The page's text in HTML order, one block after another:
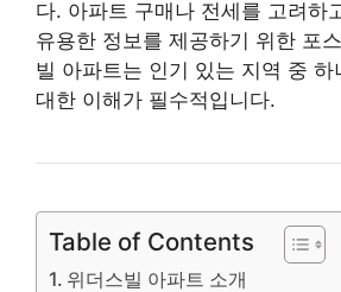
다. 아파트 구매나 전세를 고려하
유용한 정보를 제공하기 위한 포
빌 아파트는 인기 있는 지역 중 하
대한 이해가 필수적입니다.
Table of Contents
위더스빌 아파트 소개